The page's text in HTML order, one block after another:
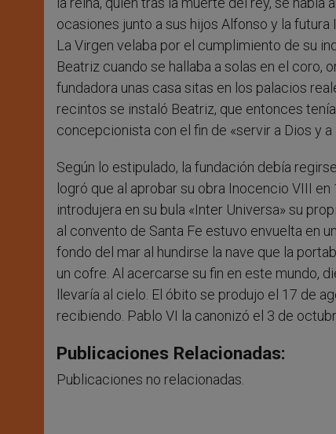
ocasiones junto a sus hijos Alfonso y la
La Virgen velaba por el cumplimiento de su
Beatriz cuando se hallaba a solas en el coro,
fundadora unas casa sitas en los palacios
recintos se instaló Beatriz, que entonces
concepcionista con el fin de «servir a Dios y
Según lo estipulado, la fundación debía
logró que al aprobar su obra Inocencio VIII
introdujera en su bula «Inter Universa» su
al convento de Santa Fe estuvo envuelta en
fondo del mar al hundirse la nave que la
un cofre. Al acercarse su fin en este mundo,
llevaría al cielo. El óbito se produjo el 17 de
recibiendo. Pablo VI la canonizó el 3 de
Publicaciones Relacionadas:
Publicaciones no relacionadas.